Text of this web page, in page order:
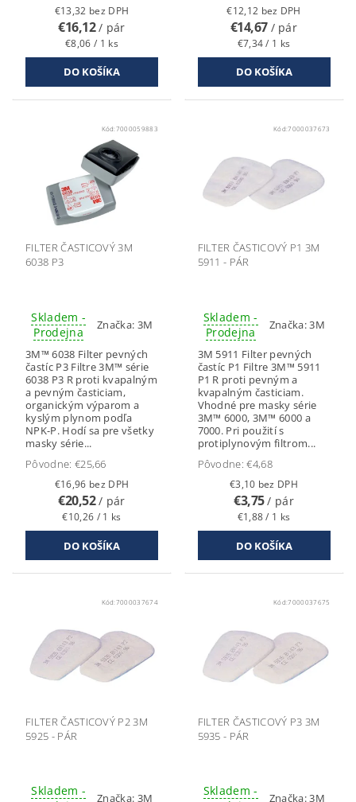
€13,32 bez DPH
€16,12/ pár
€8,06 / 1 ks
€12,12 bez DPH
€14,67 / pár
€7,34 / 1 ks
Kód: 7000059883
FILTER ČASTICOVÝ 3M
6038 P3
Skladem -
Prodejna
Značka: 3M
3M™ 6038 Filter pevných
častíc P3 Filtre 3M™ série
6038 P3 R proti kvapalným
a pevným časticiam,
organickým výparom a
kyslým plynom podľa
NPK-P. Hodí sa pre všetky
masky série...
Pôvodne: €25,66
€16,96 bez DPH
€20,52/ pár
€10,26 / 1 ks
Kód:7000037673
FILTER ČASTICOVÝ P1 3M
5911 - PÁR
Skladem -
Prodejna
Značka:3M
3M 5911 Filter pevných
častíc P1 Filtre 3M™ 5911
P1 R proti pevným a
kvapalným časticiam.
Vhodné pre masky série
3M™ 6000, 3M™ 6000 a
7000. Pri použití s
protiplynovým filtrom...
Pôvodne:€4,68
€3,10 bez DPH
€3,75/ pár
€1,88 / 1 ks
Kód: 7000037674
FILTER ČASTICOVÝ P2 3M
5925 - PÁR
Skladem -
Značka: 3M
Kód:7000037675
FILTER ČASTICOVÝ P3 3M
5935 - PÁR
Skladem -
Značka:3M